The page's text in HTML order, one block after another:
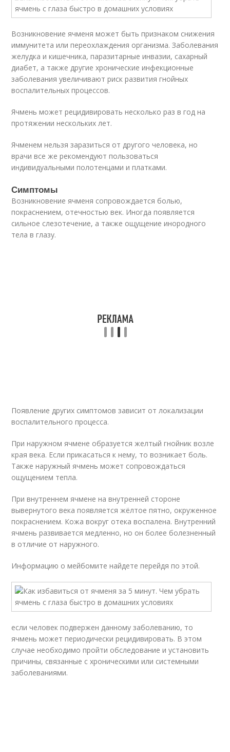
Возникновение ячменя может быть признаком снижения
иммунитета или переохлаждения организма. Заболевания
желудка и кишечника, паразитарные инвазии, сахарный
диабет, а также другие хронические инфекционные
заболевания увеличивают риск развития гнойных
воспалительных процессов.
Ячмень может рецидивировать несколько раз в год на
протяжении нескольких лет.
Ячменем нельзя заразиться от другого человека, но
врачи все же рекомендуют пользоваться
индивидуальными полотенцами и платками.
Симптомы
Возникновение ячменя сопровождается болью,
покраснением, отечностью век. Иногда появляется
сильное слезотечение, а также ощущение инородного
тела в глазу.
Появление других симптомов зависит от локализации
воспалительного процесса.
При наружном ячмене образуется желтый гнойник возле
края века. Если прикасаться к нему, то возникает боль.
Также наружный ячмень может сопровождаться
ощущением тепла.
При внутреннем ячмене на внутренней стороне
вывернутого века появляется жёлтое пятно, окруженное
покраснением. Кожа вокруг отека воспалена. Внутренний
ячмень развивается медленно, но он более болезненный
в отличие от наружного.
Информацию о мейбомите найдете перейдя по этой.
если человек подвержен данному заболеванию, то
ячмень может периодически рецидивировать. В этом
случае необходимо пройти обследование и установить
причины, связанные с хроническими или системными
заболеваниями.